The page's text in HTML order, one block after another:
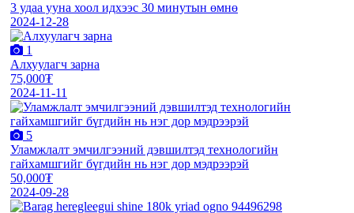
3 удаа ууна хоол идхээс 30 минутын өмнө
2024-12-28
1
Алхуулагч зарна
75,000₮
2024-11-11
5
Уламжлалт эмчилгээний дэвшилтэд технологийн
гайхамшгийг бүгдийн нь нэг дор мэдрээрэй
50,000₮
2024-09-28